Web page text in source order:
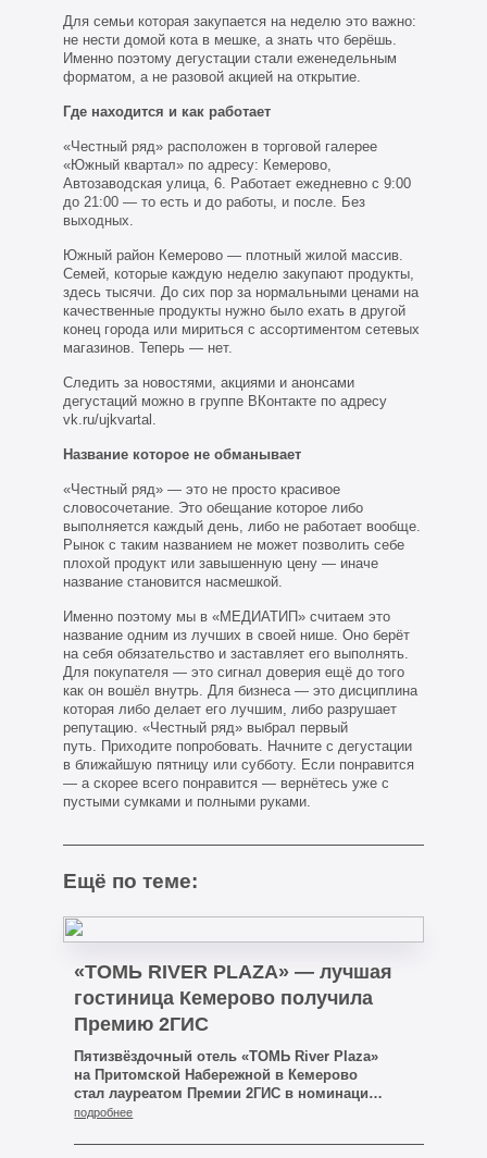
Для семьи которая закупается на неделю это важно:
не нести домой кота в мешке, а знать что берёшь.
Именно поэтому дегустации стали еженедельным
форматом, а не разовой акцией на открытие.
Где находится и как работает
«Честный ряд» расположен в торговой галерее
«Южный квартал» по адресу: Кемерово,
Автозаводская улица, 6. Работает ежедневно с 9:00
до 21:00 — то есть и до работы, и после. Без
выходных.
Южный район Кемерово — плотный жилой массив.
Семей, которые каждую неделю закупают продукты,
здесь тысячи. До сих пор за нормальными ценами на
качественные продукты нужно было ехать в другой
конец города или мириться с ассортиментом сетевых
магазинов. Теперь — нет.
Следить за новостями, акциями и анонсами
дегустаций можно в группе ВКонтакте по адресу
vk.ru/ujkvartal.
Название которое не обманывает
«Честный ряд» — это не просто красивое
словосочетание. Это обещание которое либо
выполняется каждый день, либо не работает вообще.
Рынок с таким названием не может позволить себе
плохой продукт или завышенную цену — иначе
название становится насмешкой.
Именно поэтому мы в «МЕДИАТИП» считаем это
название одним из лучших в своей нише. Оно берёт
на себя обязательство и заставляет его выполнять.
Для покупателя — это сигнал доверия ещё до того
как он вошёл внутрь. Для бизнеса — это дисциплина
которая либо делает его лучшим, либо разрушает
репутацию. «Честный ряд» выбрал первый
путь. Приходите попробовать. Начните с дегустации
в ближайшую пятницу или субботу. Если понравится
— а скорее всего понравится — вернётесь уже с
пустыми сумками и полными руками.
Ещё по теме:
«ТОМЬ RIVER PLAZA» — лучшая
гостиница Кемерово получила
Премию 2ГИС
Пятизвёздочный отель «ТОМЬ River Plaza»
на Притомской Набережной в Кемерово
стал лауреатом Премии 2ГИС в номинации
«Лучшая гостиница». Первый
свой статус голосованием миллионов
подробнее